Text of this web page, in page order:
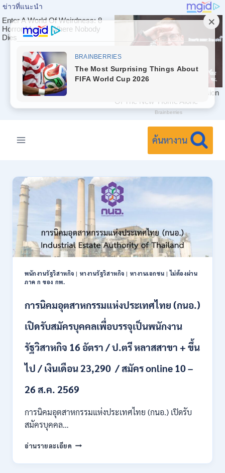
ค้นหางาน
พนักงานรัฐวิสาหกิจ | หางานรัฐวิสาหกิจ | หางานเอกชน |ไม่ต้องผ่าน
ภาค ก ของ กพ.
การนิคมอุตสาหกรรมแห่งประเทศไทย (กนอ.)
เปิดรับสมัครบุคคลเพื่อบรรจุเป็นพนักงาน
รัฐวิสาหกิจ 16 อัตรา / ป.ตรี หลาสสาขา + ขึ้น
ไป / เงินเดือน 23,290 / สมัคร online 10 –
26 ส.ค. 2569
การนิคมอุตสาหกรรมแห่งประเทศไทย (กนอ.) เปิดรับ
สมัครบุคคล…
อ่านรายละเอียด การ
อุตสาหกรรม